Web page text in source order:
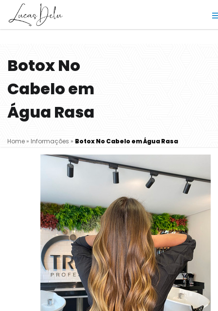
Botox No
Cabelo em
Água Rasa
Home» Informações » Botox No Cabelo em Água Rasa